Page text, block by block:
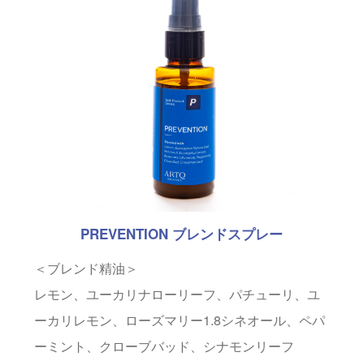
PREVENTION ブレンドスプレー
＜ブレンド精油＞
レモン、ユーカリナローリーフ、パチューリ、ユ
ーカリレモン、ローズマリー1.8シネオール、ペパ
ーミント、クローブバッド、シナモンリーフ